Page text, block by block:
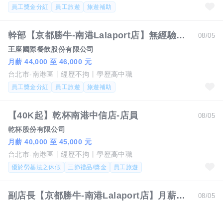
員工獎金分紅 員工旅遊 旅遊補助
08/05
幹部【京都勝牛-南港Lalaport店】無經驗可 月薪44000-46000#另有門市達標獎金
王座國際餐飲股份有限公司
月薪 44,000 至 46,000 元
台北市-南港區
經歷不拘 學歷高中職
員工獎金分紅 員工旅遊 旅遊補助
08/05
【40K起】乾杯南港中信店-店員
乾杯股份有限公司
月薪 40,000 至 45,000 元
台北市-南港區
經歷不拘 學歷高中職
優於勞基法之休假 三節禮品/獎金 員工旅遊
08/05
副店長【京都勝牛-南港Lalaport店】月薪48,500-55,000#另有門市達標獎金